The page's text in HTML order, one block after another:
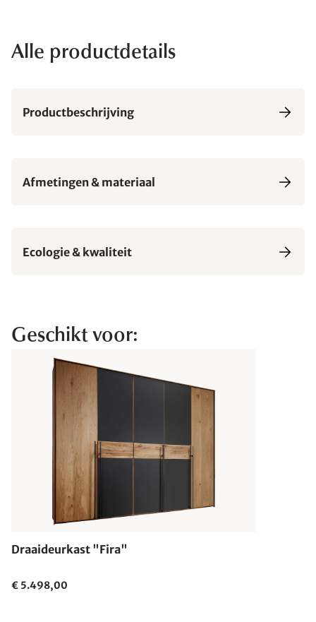
Alle productdetails
Productbeschrijving
Afmetingen & materiaal
Ecologie & kwaliteit
Geschikt voor:
Draaideurkast "Fira"
€ 5.498,00